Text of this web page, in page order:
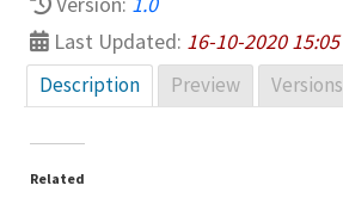
Last Updated: 16-10-2020 15:05
Description Preview Versions
Related